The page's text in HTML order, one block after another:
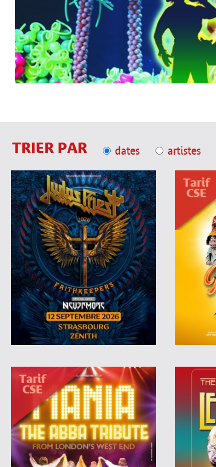
TRIER PAR dates artistes